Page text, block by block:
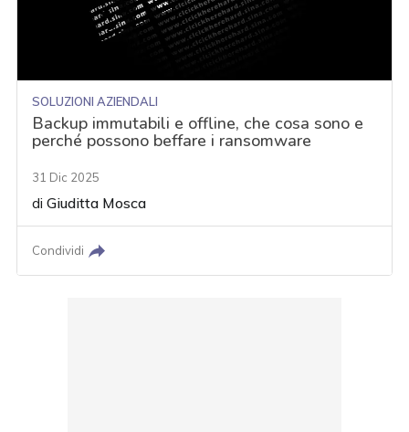
SOLUZIONI AZIENDALI
Backup immutabili e offline, che cosa sono e
perché possono beffare i ransomware
31 Dic 2025
diGiuditta Mosca
Condividi